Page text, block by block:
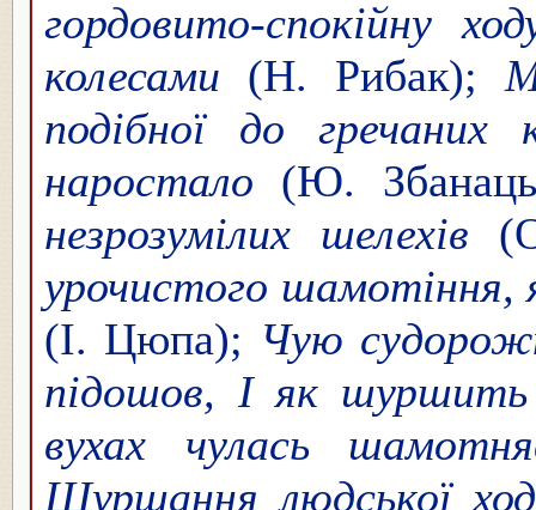
гордовито-спокійну
колесами (Н. Рибак);
подібної до
наростало (Ю.
незрозумілих шелехів
урочистого
(І. Цюпа); Чую
підошов, І як шуршить
вухах чулась
Шуршання людської